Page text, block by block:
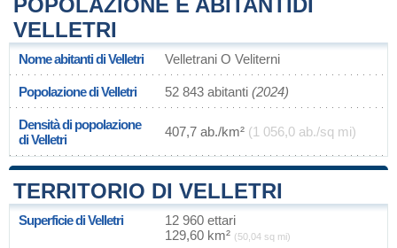
POPOLAZIONE E ABITANTIDI
VELLETRI
Nome abitanti di Velletri Velletrani O Veliterni
Popolazione di Velletri 52 843 abitanti (2024)
Densità di popolazione
di Velletri
407,7 ab./km² (1 056,0 ab./sq mi)
TERRITORIO DI VELLETRI
Superficie di Velletri
12 960 ettari
129,60 km² (50,04 sq mi)